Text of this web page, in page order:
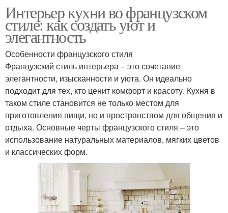
Интерьер кухни во французском
стиле: как создать уют и
элегантность
Особенности французского стиля
Французский стиль интерьера – это сочетание
элегантности, изысканности и уюта. Он идеально
подходит для тех, кто ценит комфорт и красоту. Кухня в
таком стиле становится не только местом для
приготовления пищи, но и пространством для общения и
отдыха. Основные черты французского стиля – это
использование натуральных материалов, мягких цветов
и классических форм.